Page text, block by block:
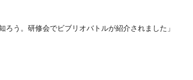
ろう。研修会でビブリオバトルが紹介されました」